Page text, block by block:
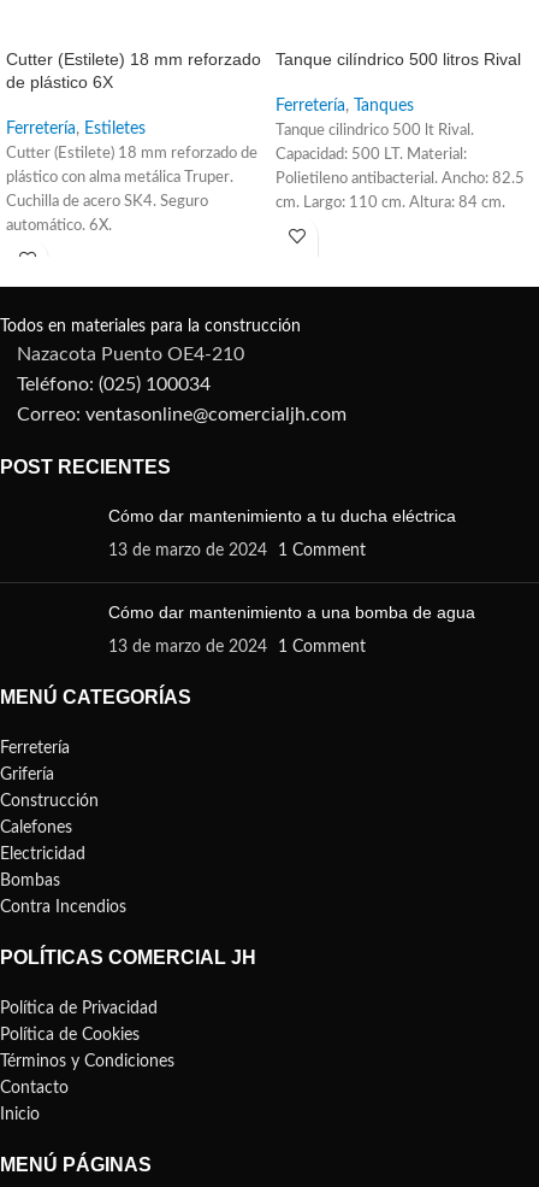
Cutter (Estilete) 18 mm reforzado
de plástico 6X
Ferretería, Estiletes
Cutter (Estilete) 18 mm reforzado de
plástico con alma metálica Truper.
Cuchilla de acero SK4. Seguro
automático. 6X.
Tanque cilíndrico 500 litros Rival
Ferretería, Tanques
Tanque cilindrico 500 lt Rival.
Capacidad: 500 LT. Material:
Polietileno antibacterial. Ancho: 82.5
cm. Largo: 110 cm. Altura: 84 cm.
Diámetro de la tapa: 49 cm. Tanque
Todos en materiales para la construcción
Nazacota Puento OE4-210
Teléfono: (025) 100034
Correo: ventasonline@comercialjh.com
POST RECIENTES
Cómo dar mantenimiento a tu ducha eléctrica
13 de marzo de 2024 1 Comment
Cómo dar mantenimiento a una bomba de agua
13 de marzo de 2024 1 Comment
MENÚ CATEGORÍAS
Ferretería
Grifería
Construcción
Calefones
Electricidad
Bombas
Contra Incendios
POLÍTICAS COMERCIAL JH
Política de Privacidad
Política de Cookies
Términos y Condiciones
Contacto
Inicio
MENÚ PÁGINAS